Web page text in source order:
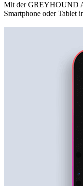
Mit der GREYHOUND
Smartphone oder Tablet